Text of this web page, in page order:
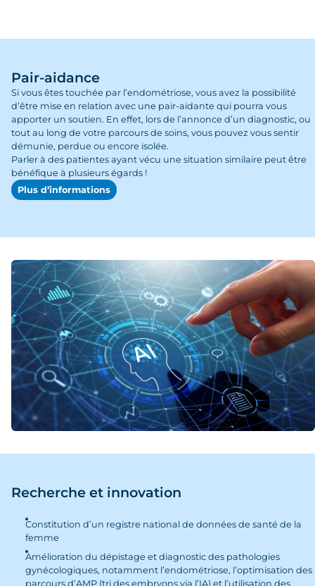
Pair-aidance
Si vous êtes touchée par l’endométriose, vous avez la possibilité
d’être mise en relation avec une pair-aidante qui pourra vous
apporter un soutien. En effet, lors de l’annonce d’un diagnostic, ou
tout au long de votre parcours de soins, vous pouvez vous sentir
démunie, perdue ou encore isolée.
Parler à des patientes ayant vécu une situation similaire peut être
bénéfique à plusieurs égards !
Plus d’informations
Recherche et innovation
Constitution d’un registre national de données de santé de la
femme
Amélioration du dépistage et diagnostic des pathologies
gynécologiques, notamment l’endométriose, l’optimisation des
parcours d’AMP (tri des embryons via l’IA) et l’utilisation des